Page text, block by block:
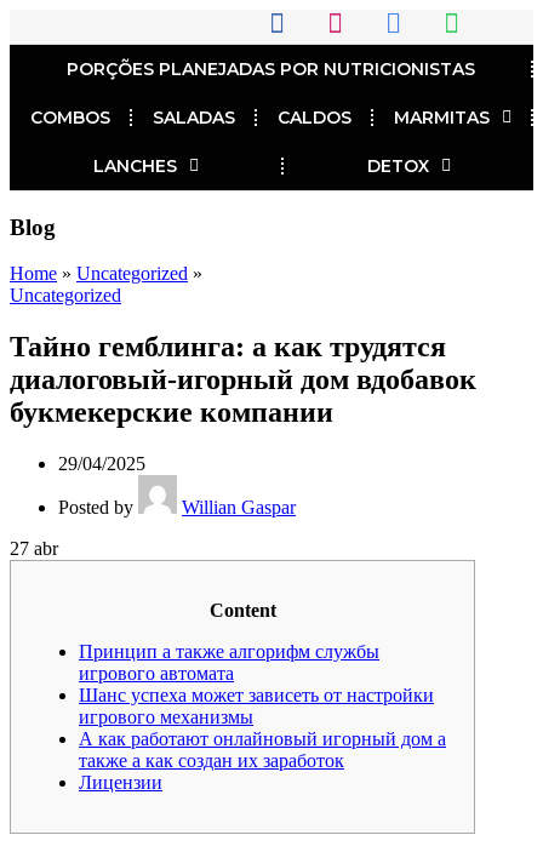
PORÇÕES PLANEJADAS POR NUTRICIONISTAS​
COMBOS SALADAS CALDOS MARMITAS
LANCHES DETOX
Blog
Home » Uncategorized »
Uncategorized
Тайно гемблинга: а как трудятся
диалоговый-игорный дом вдобавок
букмекерские компании
29/04/2025
Posted by
Willian Gaspar
27 abr
Content
Принцип а также алгорифм службы
игрового автомата
Шанс успеха может зависеть от настройки
игрового механизмы
А как работают онлайновый игорный дом а
также а как создан их заработок
Лицензии